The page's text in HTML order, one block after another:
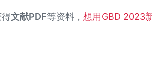
文献PDF等资料， 想用GBD 2023